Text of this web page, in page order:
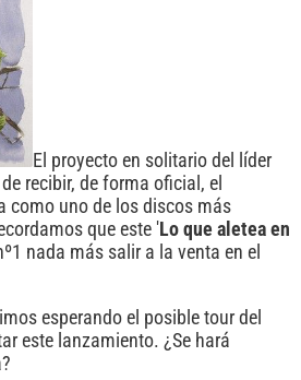
El proyecto en solitario del líder
recibir, de forma oficial, el
como uno de los discos más
que este 'Lo que aletea en
nada más salir a la venta en el
esperando el posible tour del
este lanzamiento. ¿Se hará